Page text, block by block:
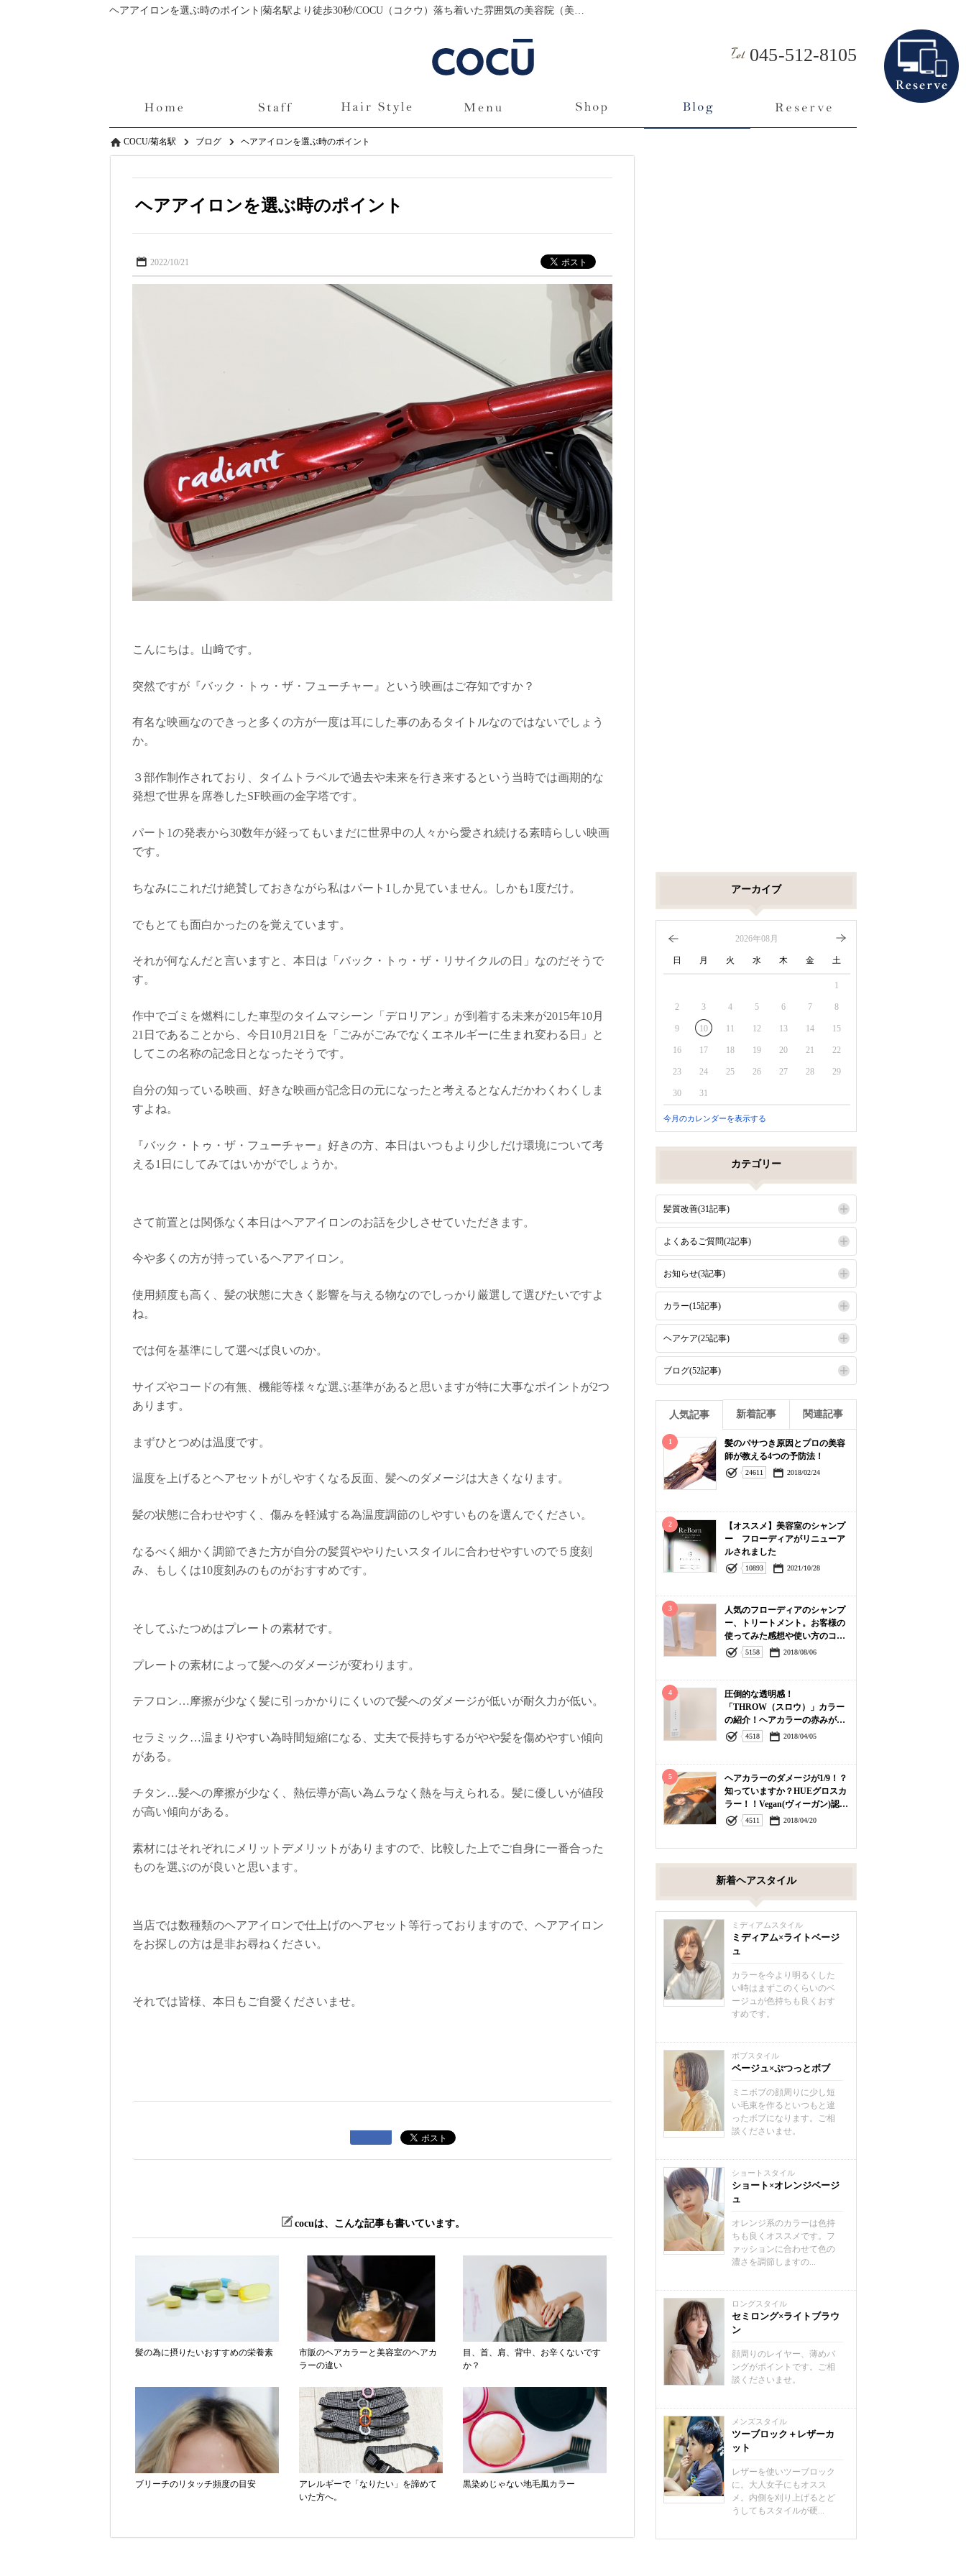
ヘアアイロンを選ぶ時のポイント|菊名駅より徒歩30秒/COCU（コクウ）落ち着いた雰囲気の美容院（美容室）｜ブログ
045-512-8105
COCU/菊名駅 ブログ ヘアアイロンを選ぶ時のポイント
ヘアアイロンを選ぶ時のポイント
2022/10/21
こんにちは。山﨑です。
突然ですが『バック・トゥ・ザ・フューチャー』という映画はご存知ですか？
有名な映画なのできっと多くの方が一度は耳にした事のあるタイトルなのではないでしょう
か。
３部作制作されており、タイムトラベルで過去や未来を行き来するという当時では画期的な
発想で世界を席巻したSF映画の金字塔です。
パート1の発表から30数年が経ってもいまだに世界中の人々から愛され続ける素晴らしい映画
です。
ちなみにこれだけ絶賛しておきながら私はパート1しか見ていません。しかも1度だけ。
でもとても面白かったのを覚えています。
それが何なんだと言いますと、本日は「バック・トゥ・ザ・リサイクルの日」なのだそうで
す。
作中でゴミを燃料にした車型のタイムマシーン「デロリアン」が到着する未来が2015年10月
21日であることから、今日10月21日を「ごみがごみでなくエネルギーに生まれ変わる日」と
してこの名称の記念日となったそうです。
自分の知っている映画、好きな映画が記念日の元になったと考えるとなんだかわくわくしま
すよね。
『バック・トゥ・ザ・フューチャー』好きの方、本日はいつもより少しだけ環境について考
える1日にしてみてはいかがでしょうか。
さて前置とは関係なく本日はヘアアイロンのお話を少しさせていただきます。
今や多くの方が持っているヘアアイロン。
使用頻度も高く、髪の状態に大きく影響を与える物なのでしっかり厳選して選びたいですよ
ね。
では何を基準にして選べば良いのか。
サイズやコードの有無、機能等様々な選ぶ基準があると思いますが特に大事なポイントが2つ
あります。
まずひとつめは温度です。
温度を上げるとヘアセットがしやすくなる反面、髪へのダメージは大きくなります。
髪の状態に合わせやすく、傷みを軽減する為温度調節のしやすいものを選んでください。
なるべく細かく調節できた方が自分の髪質ややりたいスタイルに合わせやすいので５度刻
み、もしくは10度刻みのものがおすすめです。
そしてふたつめはプレートの素材です。
プレートの素材によって髪へのダメージが変わります。
テフロン…摩擦が少なく髪に引っかかりにくいので髪へのダメージが低いが耐久力が低い。
セラミック…温まりやすい為時間短縮になる、丈夫で長持ちするがやや髪を傷めやすい傾向
がある。
チタン…髪への摩擦が少なく、熱伝導が高い為ムラなく熱を与えられる。髪に優しいが値段
が高い傾向がある。
素材にはそれぞれにメリットデメリットがありますので、比較した上でご自身に一番合った
ものを選ぶのが良いと思います。
当店では数種類のヘアアイロンで仕上げのヘアセット等行っておりますので、ヘアアイロン
をお探しの方は是非お尋ねください。
それでは皆様、本日もご自愛くださいませ。
cocuは、こんな記事も書いています。
髪の為に摂りたいおすすめの栄養素
市販のヘアカラーと美容室のヘアカ
ラーの違い
目、首、肩、背中、お辛くないです
か？
ブリーチのリタッチ頻度の目安
アレルギーで「なりたい」を諦めて
いた方へ。
黒染めじゃない地毛風カラー
アーカイブ
2026年08月
日 月 火 水 木 金 土
1
2 3 4 5 6 7 8
9 10 11 12 13 14 15
16 17 18 19 20 21 22
23 24 25 26 27 28 29
30 31
今月のカレンダーを表示する
カテゴリー
髪質改善(31記事)
よくあるご質問(2記事)
お知らせ(3記事)
カラー(15記事)
ヘアケア(25記事)
ブログ(52記事)
人気記事 新着記事 関連記事
1
髪のパサつき原因とプロの美容
師が教える4つの予防法！
24611 2018/02/24
2
【オススメ】美容室のシャンプ
ー フローディアがリニューア
ルされました
10893 2021/10/28
3
人気のフローディアのシャンプ
ー、トリートメント。お客様の
使ってみた感想や使い方のコ
ツ。
5158 2018/08/06
4
圧倒的な透明感！
「THROW（スロウ）」カラー
の紹介！ヘアカラーの赤みがキ
ライな方へ
4518 2018/04/05
5
ヘアカラーのダメージが1/9！？
知っていますか？HUEグロスカ
ラー！！Vegan(ヴィーガン)認証
を受けた世界基準のダメージレ
4511 2018/04/20
新着ヘアスタイル
ミディアムスタイル
ミディアム×ライトベージ
ュ
カラーを今より明るくした
い時はまずこのくらいのベ
ージュが色持ちも良くおす
すめです。
ボブスタイル
ベージュ×ぷつっとボブ
ミニボブの顔周りに少し短
い毛束を作るといつもと違
ったボブになります。ご相
談くださいませ。
ショートスタイル
ショート×オレンジベージ
ュ
オレンジ系のカラーは色持
ちも良くオススメです。フ
ァッションに合わせて色の
濃さを調節しますの...
ロングスタイル
セミロング×ライトブラウ
ン
顔周りのレイヤー、薄めバ
ングがポイントです。ご相
談くださいませ。
メンズスタイル
ツーブロック＋レザーカ
ット
レザーを使いツーブロック
に。大人女子にもオスス
メ。内側を刈り上げるとど
うしてもスタイルが硬...